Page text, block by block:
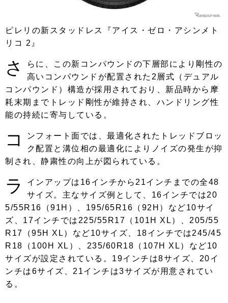
ピレリの新スタッドレス『アイス・ゼロ・アシンメト
リコ 2』
さ
らに、この新コンパウンドの下層部により剛性の
高いコンパウンドが配置された2層式（デュアル
コンパウンド）構造が採用されており、新品時から摩
耗末期までトレッド剛性が維持され、ハンドリング性
能の持続に寄与している。
コ
ンフォート面では、最適化されたトレッドブロッ
ク配置と溝位相の最適化によりノイズの発生が抑
制され、静粛性の向上が図られている。
ラ
インアップは16インチから21インチまでの全48
サイズ。主なサイズ例として、16インチでは20
5/55R16（91H）、195/65R16（92H）など10サイ
ズ、17インチでは225/55R17（101H XL）、205/55
R17（95H XL）など10サイズ、18インチでは245/45
R18（100H XL）、235/60R18（107H XL）など10
サイズが設定されている。19インチは8サイズ、20イ
ンチは6サイズ、21インチは3サイズが用意されてい
る。